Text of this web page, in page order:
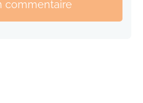
commentaire